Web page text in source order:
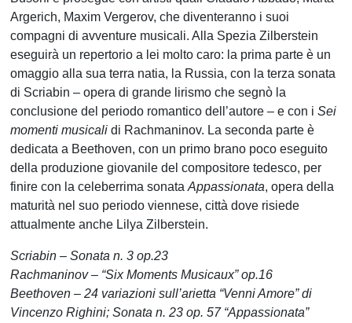
Argerich, Maxim Vergerov, che diventeranno i suoi
compagni di avventure musicali. Alla Spezia Zilberstein
eseguirà un repertorio a lei molto caro: la prima parte è un
omaggio alla sua terra natia, la Russia, con la terza sonata
di Scriabin – opera di grande lirismo che segnò la
conclusione del periodo romantico dell’autore – e con iSei
momenti musicali di Rachmaninov. La seconda parte è
dedicata a Beethoven, con un primo brano poco eseguito
della produzione giovanile del compositore tedesco, per
finire con la celeberrima sonataAppassionata, opera della
maturità nel suo periodo viennese, città dove risiede
attualmente anche Lilya Zilberstein.
Scriabin – Sonata n. 3 op.23
Rachmaninov – “Six Moments Musicaux” op.16
Beethoven – 24 variazioni sull’arietta “Venni Amore” di
Vincenzo Righini; Sonata n. 23 op. 57 “Appassionata”